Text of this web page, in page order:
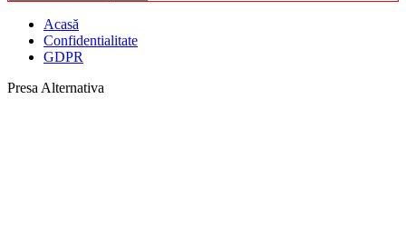
Acasă
Confidentialitate
GDPR
Presa Alternativa